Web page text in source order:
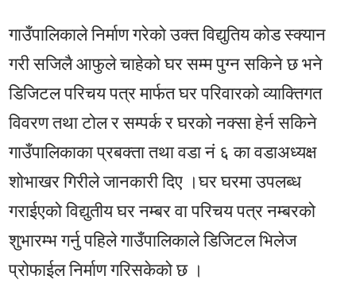
गाउँपालिकाले निर्माण गरेको उक्त विद्युतिय कोड स्क्यान
गरी सजिलै आफुले चाहेको घर सम्म पुग्न सकिने छ भने
डिजिटल परिचय पत्र मार्फत घर परिवारको व्याक्तिगत
विवरण तथा टोल र सम्पर्क र घरको नक्सा हेर्न सकिने
गाउँपालिकाका प्रबक्ता तथा वडा नं ६ का वडाअध्यक्ष
शोभाखर गिरीले जानकारी दिए ।घर घरमा उपलब्ध
गराईएको विद्युतीय घर नम्बर वा परिचय पत्र नम्बरको
शुभारम्भ गर्नु पहिले गाउँपालिकाले डिजिटल भिलेज
प्रोफाईल निर्माण गरिसकेको छ ।